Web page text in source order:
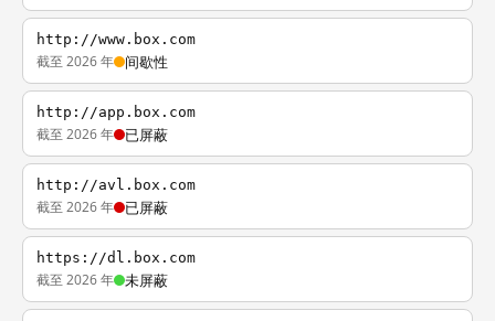
http://www.box.com
截至 2026 年 间歇性
http://app.box.com
截至 2026 年 已屏蔽
http://avl.box.com
截至 2026 年 已屏蔽
https://dl.box.com
截至 2026 年 未屏蔽